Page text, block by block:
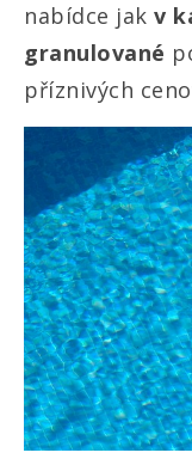
nabídce jak v
granulované
příznivých